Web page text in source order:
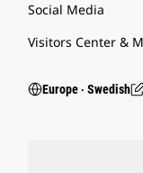
Social Media
Visitors Center &
Europe ‧ Swedish